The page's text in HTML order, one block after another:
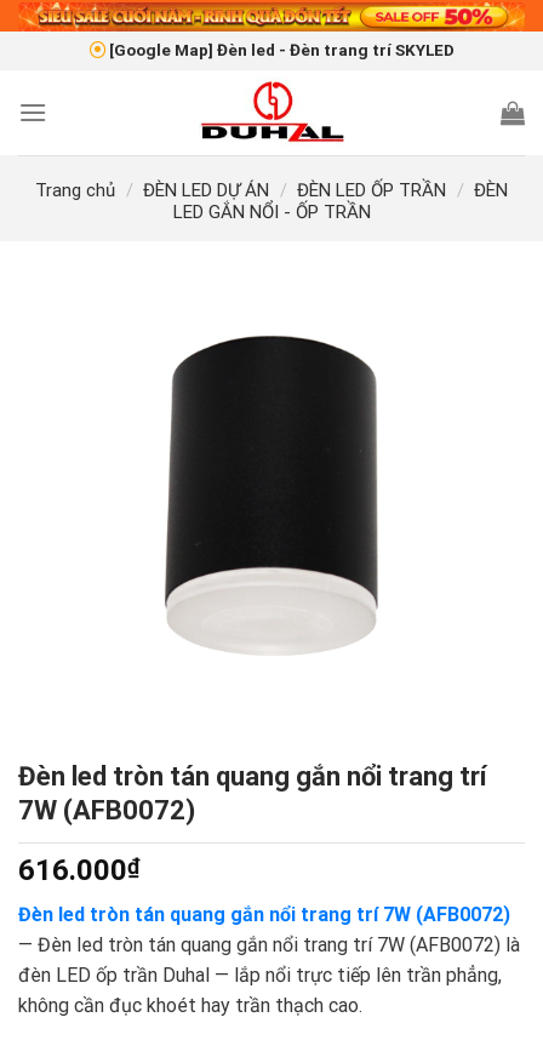
Skip
[Google Map] Đèn led - Đèn trang trí SKYLED
Trang chủ / ĐÈN LED DỰ ÁN / ĐÈN LED ỐP TRẦN / ĐÈN
LED GẮN NỔI - ỐP TRẦN
Đèn led tròn tán quang gắn nổi trang trí
7W (AFB0072)
616.000₫
Đèn led tròn tán quang gắn nổi trang trí 7W (AFB0072)
— Đèn led tròn tán quang gắn nổi trang trí 7W (AFB0072) là
đèn LED ốp trần Duhal — lắp nổi trực tiếp lên trần phẳng,
không cần đục khoét hay trần thạch cao.